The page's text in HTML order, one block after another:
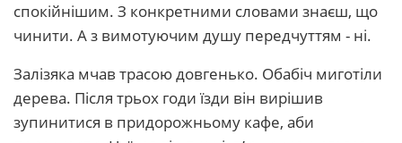
спокійнішим. З конкретними словами знаєш, що
чинити. А з вимотуючим душу передчуттям - ні.
Залізяка мчав трасою довгенько. Обабіч миготіли
дерева. Після трьох годи їзди він вирішив
зупинитися в придорожньому кафе, аби